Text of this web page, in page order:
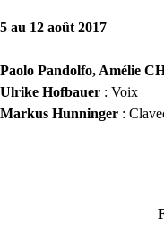
5 au 12 août 2017
Paolo Pandolfo, Amélie
Ulrike Hofbauer : Voix
Markus Hunninger :